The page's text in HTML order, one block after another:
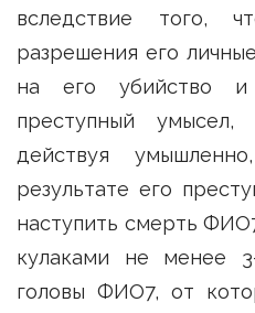
вследствие того,
разрешения его
на его убийство
преступный
действуя
результате его
наступить смерть
кулаками не менее
головы ФИО7, от